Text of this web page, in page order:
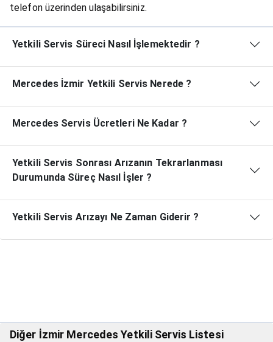
telefon üzerinden ulaşabilirsiniz.
Yetkili Servis Süreci Nasıl İşlemektedir ?
Mercedes İzmir Yetkili Servis Nerede ?
Mercedes Servis Ücretleri Ne Kadar ?
Yetkili Servis Sonrası Arızanın Tekrarlanması
Durumunda Süreç Nasıl İşler ?
Yetkili Servis Arızayı Ne Zaman Giderir ?
Diğer İzmir Mercedes Yetkili Servis Listesi